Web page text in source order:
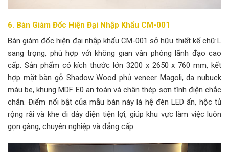
6. Bàn Giám Đốc Hiện Đại Nhập Khẩu CM-001
Bàn giám đốc hiện đại nhập khẩu CM-001 sở hữu thiết kế chữ L
sang trọng, phù hợp với không gian văn phòng lãnh đạo cao
cấp. Sản phẩm có kích thước lớn 3200 x 2650 x 760 mm, kết
hợp mặt bàn gỗ Shadow Wood phủ veneer Magoli, da nubuck
màu be, khung MDF E0 an toàn và chân thép sơn tĩnh điện chắc
chắn. Điểm nổi bật của mẫu bàn này là hệ đèn LED ẩn, hộc tủ
rộng rãi và khe đi dây điện tiện lợi, giúp khu vực làm việc luôn
gọn gàng, chuyên nghiệp và đẳng cấp.